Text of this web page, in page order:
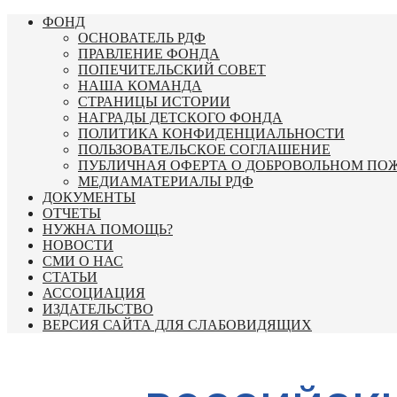
Перейти
содержимому
ФОНД
ОСНОВАТЕЛЬ РДФ
ПРАВЛЕНИЕ ФОНДА
ПОПЕЧИТЕЛЬСКИЙ СОВЕТ
НАША КОМАНДА
СТРАНИЦЫ ИСТОРИИ
НАГРАДЫ ДЕТСКОГО ФОНДА
ПОЛИТИКА КОНФИДЕНЦИАЛЬНОСТИ
ПОЛЬЗОВАТЕЛЬСКОЕ СОГЛАШЕНИЕ
ПУБЛИЧНАЯ ОФЕРТА О ДОБРОВОЛЬНОМ
МЕДИАМАТЕРИАЛЫ РДФ
ДОКУМЕНТЫ
ОТЧЕТЫ
НУЖНА ПОМОЩЬ?
НОВОСТИ
СМИ О НАС
СТАТЬИ
АССОЦИАЦИЯ
ИЗДАТЕЛЬСТВО
ВЕРСИЯ САЙТА ДЛЯ СЛАБОВИДЯЩИХ